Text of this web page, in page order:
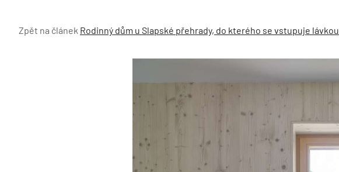
Zpět na článek Rodinný dům u Slapské přehrady, do kterého se vstupuje lávkou